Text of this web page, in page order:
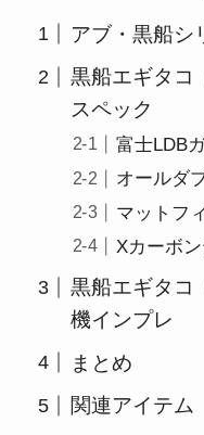
アブ・黒船シ
黒船エギタコ
スペック
富士LDB
オールダ
マットフ
Xカーボ
黒船エギタコ
機インプレ
まとめ
関連アイテム